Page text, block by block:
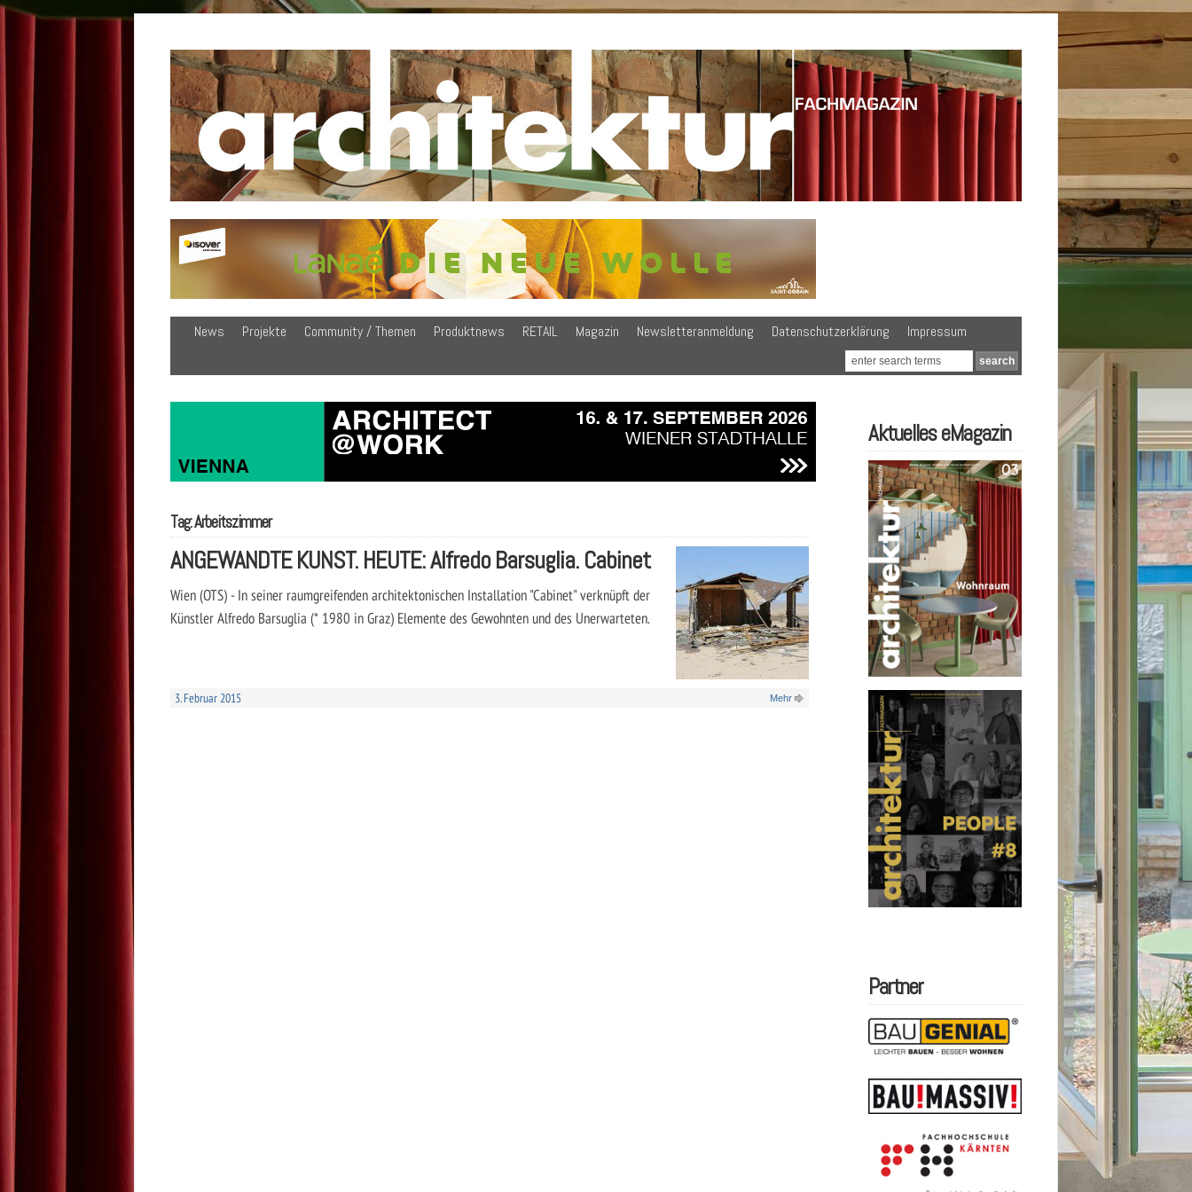
News Projekte Community / Themen Produktnews RETAIL Magazin Newsletteranmeldung Datenschutzerklärung Impressum
Tag: Arbeitszimmer
ANGEWANDTE KUNST. HEUTE: Alfredo Barsuglia. Cabinet
Wien (OTS) - In seiner raumgreifenden architektonischen Installation "Cabinet" verknüpft der
Künstler Alfredo Barsuglia (* 1980 in Graz) Elemente des Gewohnten und des Unerwarteten.
3. Februar 2015 Mehr
Aktuelles eMagazin
Partner